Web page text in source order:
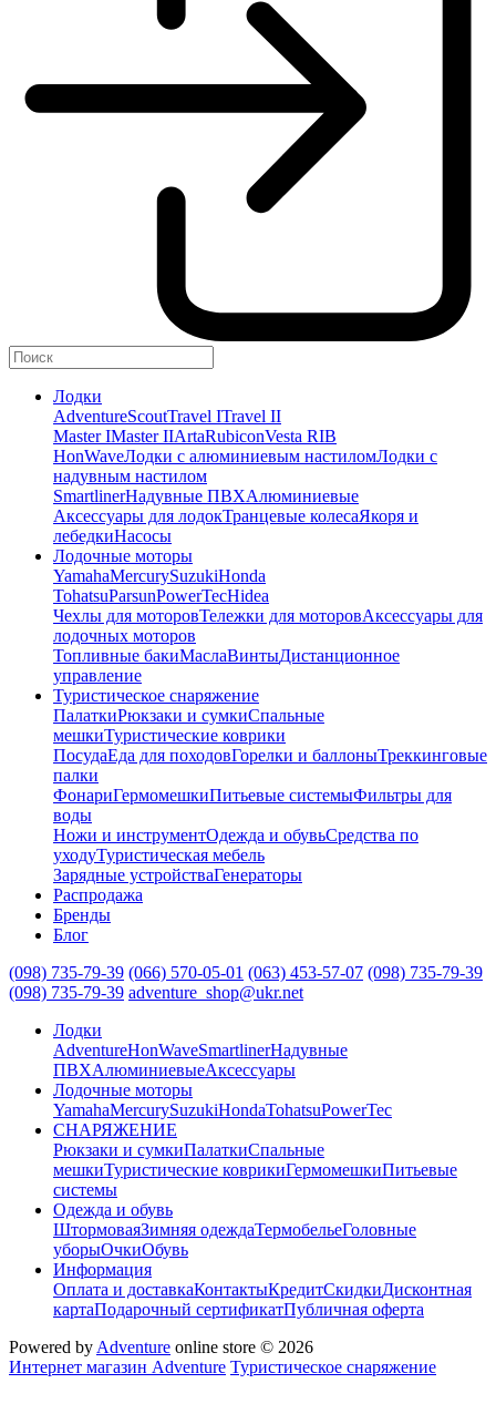
Лодки
AdventureScoutTravel ITravel II
Master IMaster IIArtaRubiconVesta RIB
HonWaveЛодки с алюминиевым настиломЛодки с
надувным настилом
SmartlinerНадувные ПВХАлюминиевые
Аксессуары для лодокТранцевые колесаЯкоря и
лебедкиНасосы
Лодочные моторы
YamahaMercurySuzukiHonda
TohatsuParsunPowerTecHidea
Чехлы для моторовТележки для моторовАксессуары для
лодочных моторов
Топливные бакиМаслаВинтыДистанционное
управление
Туристическое снаряжение
ПалаткиРюкзаки и сумкиСпальные
мешкиТуристические коврики
ПосудаЕда для походовГорелки и баллоныТреккинговые
палки
ФонариГермомешкиПитьевые системыФильтры для
воды
Ножи и инструментОдежда и обувьСредства по
уходуТуристическая мебель
Зарядные устройстваГенераторы
Распродажа
Бренды
Блог
(098) 735-79-39 (066) 570-05-01 (063) 453-57-07 (098) 735-79-39
(098) 735-79-39 adventure_shop@ukr.net
Лодки
AdventureHonWaveSmartlinerНадувные
ПВХАлюминиевыеАксессуары
Лодочные моторы
YamahaMercurySuzukiHondaTohatsuPowerTec
СНАРЯЖЕНИЕ
Рюкзаки и сумкиПалаткиСпальные
мешкиТуристические коврикиГермомешкиПитьевые
системы
Одежда и обувь
ШтормоваяЗимняя одеждаТермобельеГоловные
уборыОчкиОбувь
Информация
Оплата и доставкаКонтактыКредитСкидкиДисконтная
картаПодарочный сертификатПубличная оферта
Powered by Adventure online store © 2026
Интернет магазин Adventure Туристическое снаряжение